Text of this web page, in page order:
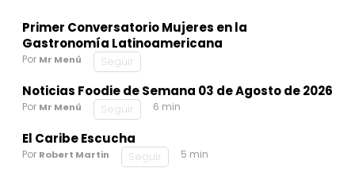
Primer Conversatorio Mujeres en la
Gastronomía Latinoamericana
Por Mr Menú Seguir
Noticias Foodie de Semana 03 de Agosto de 2026
Por Mr Menú Seguir 6 min
El Caribe Escucha
Por Robert Martin Seguir 5 min